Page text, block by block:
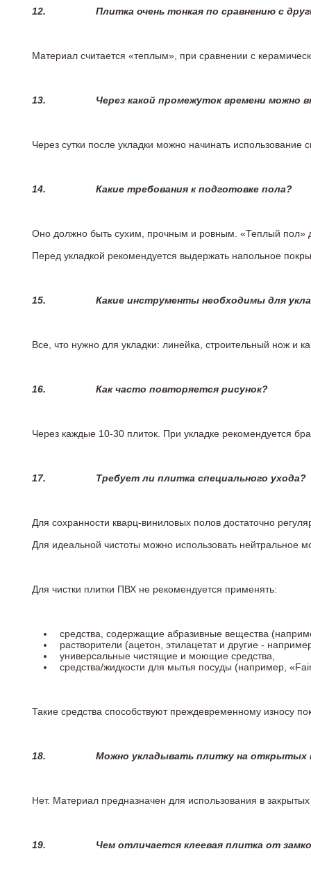
12. Плитка очень тонкая по сравнению с
Материал считается «теплым», при сравнении с
13. Через какой промежуток времени можно
Через сутки после укладки можно начинать
14. Какие требования к подготовке пола?
Оно должно быть сухим, прочным и ровным. «Теплый пол»
Перед укладкой рекомендуется выдержать напольное
15. Какие инструменты необходимы для
Все, что нужно для укладки: линейка, строительный нож и
16. Как часто повторяется рисунок?
Через каждые 10-30 плиток. При укладке рекомендуется
17. Требует ли плитка специального ухода?
Для сохранности кварц-виниловых полов достаточно
Для идеальной чистоты можно использовать
Для чистки плитки ПВХ не рекомендуется применять:
средства, содержащие абразивные вещества
растворители (ацетон, этилацетат и другие -
универсальные чистящие и моющие средства,
средства/жидкости для мытья посуды (например,
Такие средства способствуют преждевременному износу
18. Можно укладывать плитку на открытых
Нет. Материал предназначен для использования в
19. Чем отличается клеевая плитка от